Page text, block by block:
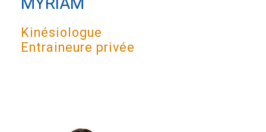
Kinésiologue
Entraineure privée